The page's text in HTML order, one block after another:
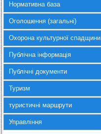
Нормативна база
Оголошення (загальні)
Охорона культурної спадщини
Публічна інформація
Публічні документи
Туризм
туристичні маршрути
Управління